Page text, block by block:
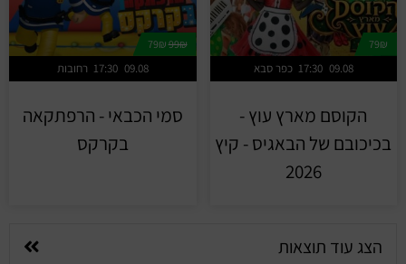
79₪
כפר סבא 17:30 09.08
הקוסם מארץ עוץ -
בכיכובם של הבאגיס - קיץ
2026
99₪
79₪
רחובות 17:30 09.08
סמי הכבאי - הרפתקאה
בקרקס
הצג עוד תוצאות